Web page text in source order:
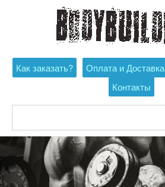
Как заказать? Оплата и Доставка
Контакты